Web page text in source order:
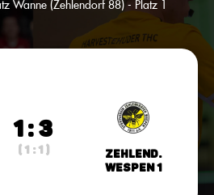
Wanne (Zehlendorf 88) - Platz 1
1 : 3
( 1 : 1 )
Zehlend.
Wespen 1